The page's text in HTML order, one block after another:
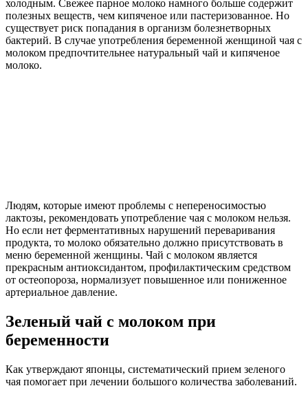
холодным. Свежее парное молоко намного больше содержит
полезных веществ, чем кипяченое или пастеризованное. Но
существует риск попадания в организм болезнетворных
бактерий. В случае употребления беременной женщиной чая с
молоком предпочтительнее натуральный чай и кипяченое
молоко.
Людям, которые имеют проблемы с непереносимостью
лактозы, рекомендовать употребление чая с молоком нельзя.
Но если нет ферментативных нарушений переваривания
продукта, то молоко обязательно должно присутствовать в
меню беременной женщины. Чай с молоком является
прекрасным антиоксидантом, профилактическим средством
от остеопороза, нормализует повышенное или пониженное
артериальное давление.
Зеленый чай с молоком при
беременности
Как утверждают японцы, систематический прием зеленого
чая помогает при лечении большого количества заболеваний.